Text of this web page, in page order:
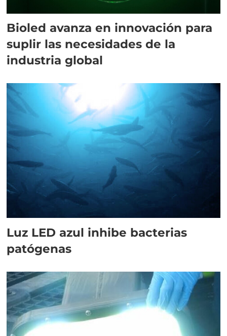
Bioled avanza en innovación para
suplir las necesidades de la
industria global
Luz LED azul inhibe bacterias
patógenas